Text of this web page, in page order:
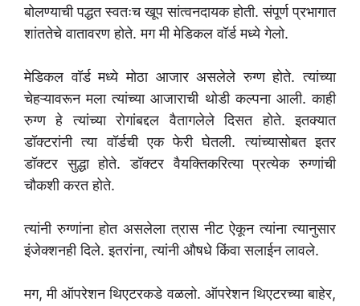
बोलण्याची पद्धत स्वतःच खूप सांत्वनदायक होती. संपूर्ण प्रभागात
शांततेचे वातावरण होते. मग मी मेडिकल वॉर्ड मध्ये गेलो.
मेडिकल वॉर्ड मध्ये मोठा आजार असलेले रुग्ण होते. त्यांच्या
चेहऱ्यावरून मला त्यांच्या आजाराची थोडी कल्पना आली. काही
रुग्ण हे त्यांच्या रोगांबद्दल वैतागलेले दिसत होते. इतक्यात
डॉक्टरांनी त्या वॉर्डची एक फेरी घेतली. त्यांच्यासोबत इतर
डॉक्टर सुद्धा होते. डॉक्टर वैयक्तिकरित्या प्रत्येक रुग्णांची
चौकशी करत होते.
त्यांनी रुग्णांना होत असलेला त्रास नीट ऐकून त्यांना त्यानुसार
इंजेक्शनही दिले. इतरांना, त्यांनी औषधे किंवा सलाईन लावले.
मग, मी ऑपरेशन थिएटरकडे वळलो. ऑपरेशन थिएटरच्या बाहेर,